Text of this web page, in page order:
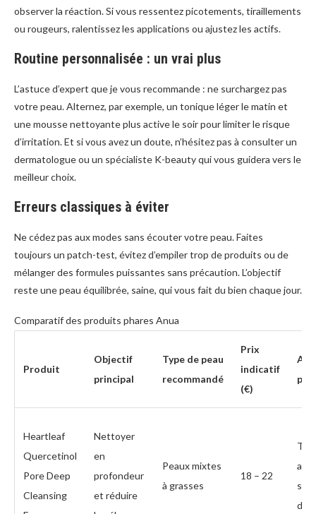
observer la réaction. Si vous ressentez picotements, tiraillements
ou rougeurs, ralentissez les applications ou ajustez les actifs.
Routine personnalisée : un vrai plus
L’astuce d’expert que je vous recommande : ne surchargez pas
votre peau. Alternez, par exemple, un tonique léger le matin et
une mousse nettoyante plus active le soir pour limiter le risque
d’irritation. Et si vous avez un doute, n’hésitez pas à consulter un
dermatologue ou un spécialiste K-beauty qui vous guidera vers le
meilleur choix.
Erreurs classiques à éviter
Ne cédez pas aux modes sans écouter votre peau. Faites
toujours un patch-test, évitez d’empiler trop de produits ou de
mélanger des formules puissantes sans précaution. L’objectif
reste une peau équilibrée, saine, qui vous fait du bien chaque jour.
Comparatif des produits phares Anua
Produit
Objectif
principal
Type de peau
recommandé
Prix
indicatif
(€)
Heartleaf
Quercetinol
Pore Deep
Cleansing
Nettoyer
en
profondeur
et réduire
Peaux mixtes
à grasses
18 – 22
de